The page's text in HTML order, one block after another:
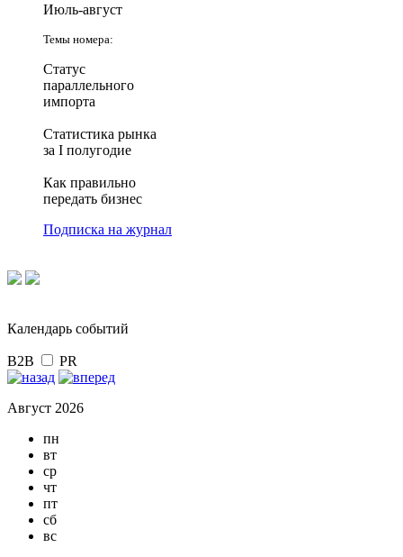
Июль-август
Темы номера:
Статус
параллельного
импорта
Статистика рынка
за I полугодие
Как правильно
передать бизнес
Подписка на журнал
Календарь событий
B2B PR
Август 2026
пн
вт
ср
чт
пт
сб
вс